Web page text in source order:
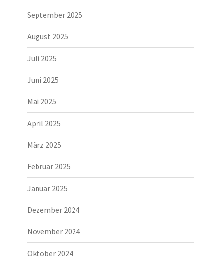
September 2025
August 2025
Juli 2025
Juni 2025
Mai 2025
April 2025
März 2025
Februar 2025
Januar 2025
Dezember 2024
November 2024
Oktober 2024